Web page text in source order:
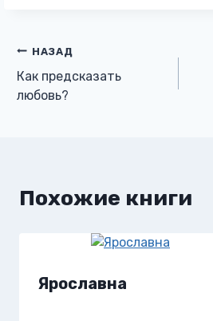
Навигация
по
НАЗАД
Как предсказать
любовь?
Похожие книги
Ярославна